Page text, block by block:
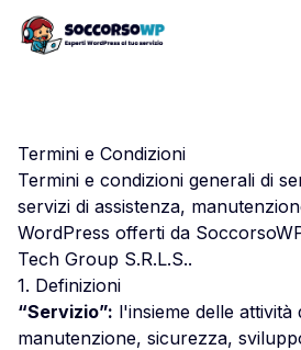
Termini e Condizioni
Termini e condizioni generali di
servizi di assistenza,
WordPress offerti da
Tech Group S.R.L.S..
1. Definizioni
“Servizio”: l'insieme delle attività
manutenzione, sicurezza,